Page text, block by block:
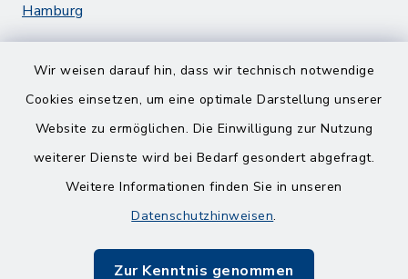
Wir weisen darauf hin, dass wir technisch notwendige
Cookies einsetzen, um eine optimale Darstellung unserer
Website zu ermöglichen. Die Einwilligung zur Nutzung
weiterer Dienste wird bei Bedarf gesondert abgefragt.
Weitere Informationen finden Sie in unseren
Datenschutzhinweisen.
Zur Kenntnis genommen
Hamburg
Barrierefreiheit